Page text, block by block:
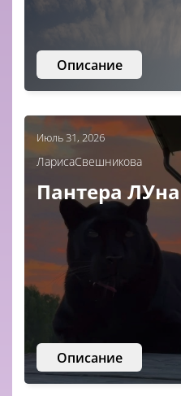
Описание
Июль 31, 2026
ЛарисаСвешникова
Пантера ЛУна
Описание